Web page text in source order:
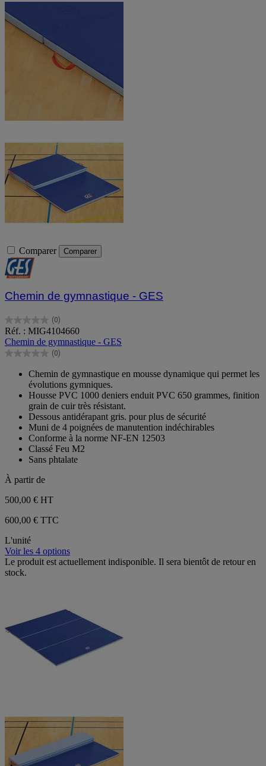
Comparer Comparer
Chemin de gymnastique - GES
(0)
0.0
sur
5
étoiles.
Réf. : MIG4104660
Chemin de gymnastique - GES
(0)
0.0
étoiles.
Chemin de gymnastique en mousse dynamique qui permet les
évolutions gymniques.
Housse PVC 1000 deniers enduit PVC 650 grammes, finition
grain de cuir très résistant.
Dessous antidérapant gris. pour plus de sécurité
Muni de 4 poignées de manutention indéchirables
Conforme à la norme NF-EN 12503
Classé Feu M2
Sans phtalate
À partir de
500,00 € HT
600,00 € TTC
L'unité
Voir les 4 options
Le produit est actuellement indisponible. Il sera bientôt de retour en
stock.